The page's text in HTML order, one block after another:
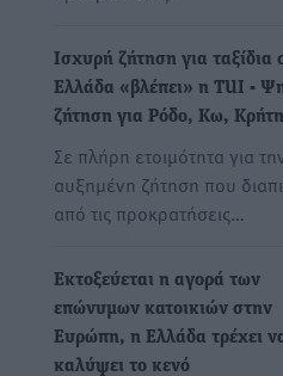
Ισχυρή ζήτηση για ταξίδια
Ελλάδα «βλέπει» η TUI -
ζήτηση για Ρόδο, Κω, Κρήτη
Σε πλήρη ετοιμότητα για
αυξημένη ζήτηση που
από τις προκρατήσεις…
Εκτοξεύεται η αγορά των
επώνυμων κατοικιών στην
Ευρώπη, η Ελλάδα τρέχει
καλύψει το κενό